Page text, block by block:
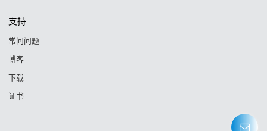
支持
常问问题
博客
下载
证书